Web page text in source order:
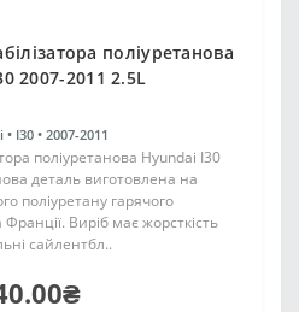
поліуретанова
2007-2011 2.5L
• I30 • 2007-2011
поліуретанова Hyundai I30
деталь виготовлена на
поліуретану гарячого
Виріб має жорсткість
сайлентбл..